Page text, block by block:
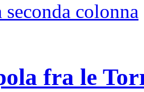
colonna
fra le